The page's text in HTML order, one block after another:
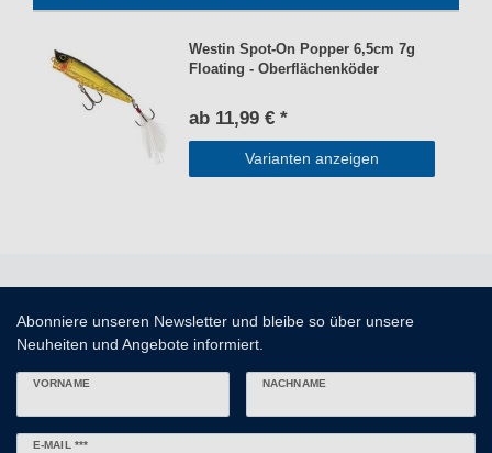
Westin Spot-On Popper 6,5cm 7g
Floating - Oberflächenköder
ab 11,99 € *
Varianten anzeigen
Abonniere unseren Newsletter und bleibe so über unsere
Neuheiten und Angebote informiert.
VORNAME NACHNAME
E-MAIL ***
Newsletter